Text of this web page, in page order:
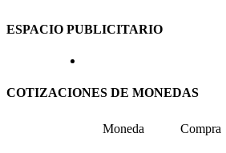
ESPACIO PUBLICITARIO
COTIZACIONES DE MONEDAS
Moneda Compra